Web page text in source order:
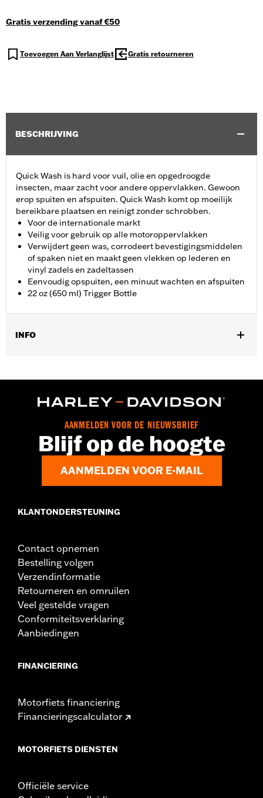
Gratis verzending vanaf €50
Toevoegen Aan Verlanglijst Gratis retourneren
BESCHRIJVING
Quick Wash is hard voor vuil, olie en opgedroogde
insecten, maar zacht voor andere oppervlakken. Gewoon
erop spuiten en afspuiten. Quick Wash komt op moeilijk
bereikbare plaatsen en reinigt zonder schrobben.
Voor de internationale markt
Veilig voor gebruik op alle motoroppervlakken
Verwijdert geen was, corrodeert bevestigingsmiddelen
of spaken niet en maakt geen vlekken op lederen en
vinyl zadels en zadeltassen
Eenvoudig opspuiten, een minuut wachten en afspuiten
22 oz (650 ml) Trigger Bottle
INFO
AANMELDEN VOOR DE NIEUWSBRIEF
Blijf op de hoogte
AANMELDEN VOOR E-MAIL
KLANTONDERSTEUNING
Contact opnemen
Bestelling volgen
Verzendinformatie
Retourneren en omruilen
Veel gestelde vragen
Conformiteitsverklaring
Aanbiedingen
FINANCIERING
Motorfiets financiering
Financieringscalculator
MOTORFIETS DIENSTEN
Officiële service